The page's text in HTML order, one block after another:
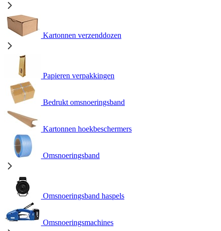
Kartonnen verzenddozen
Papieren verpakkingen
Bedrukt omsnoeringsband
Kartonnen hoekbeschermers
Omsnoeringsband
Omsnoeringsband haspels
Omsnoeringsmachines